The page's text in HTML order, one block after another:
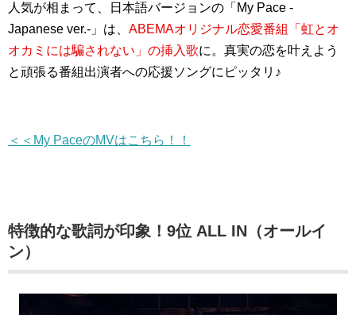
人気が相まって、日本語バージョンの「My Pace -
Japanese ver.-」は、 ABEMAオリジナル恋愛番組「虹とオ
オカミには騙されない」の挿入歌に。真実の恋を叶えよう
と頑張る番組出演者への応援ソングにピッタリ♪
＜＜My PaceのMVはこちら！！
特徴的な歌詞が印象！9位 ALL IN（オールイ
ン）